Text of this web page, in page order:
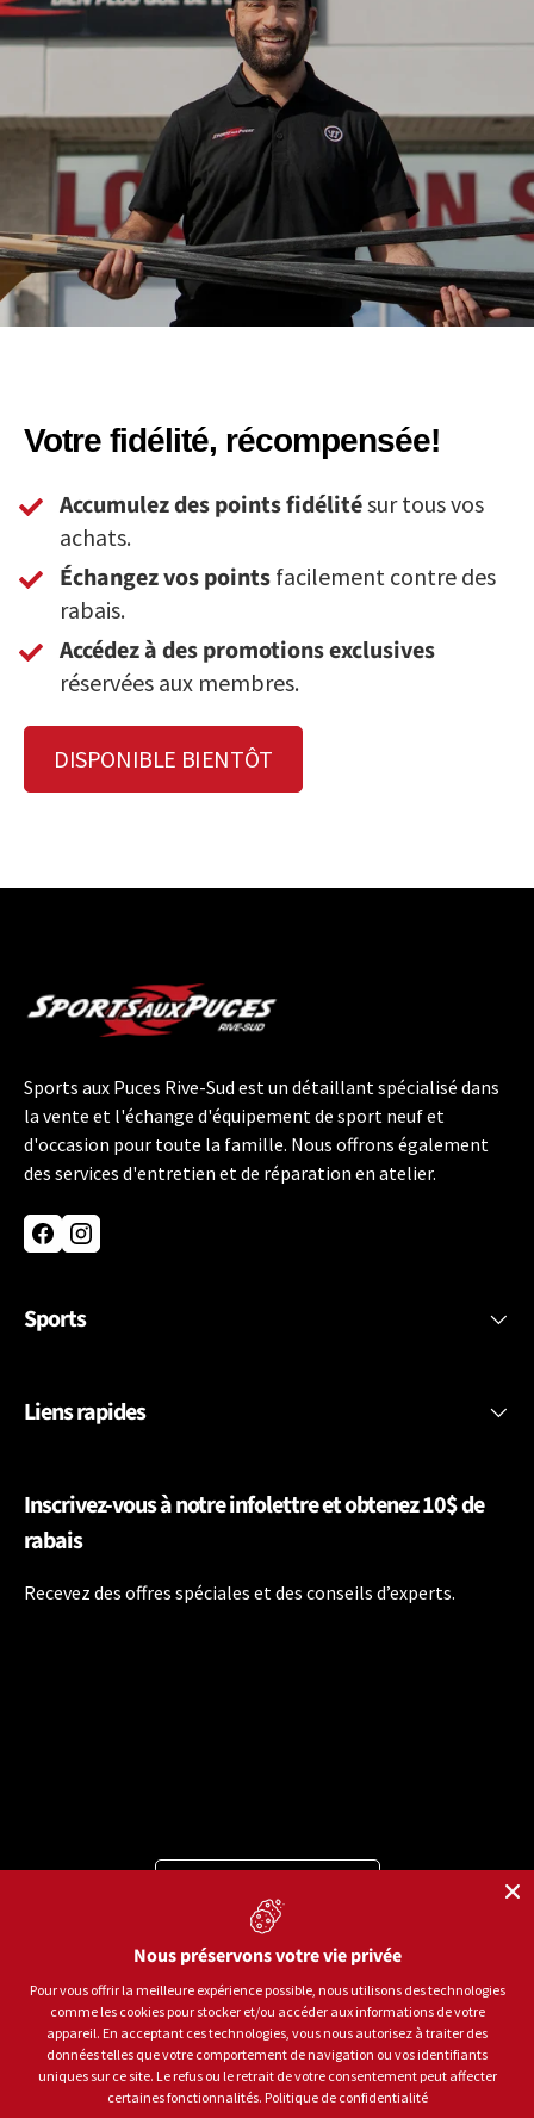
Votre fidélité, récompensée!
Accumulez des points fidélitésur tous vos
achats.
Échangez vos points facilement contre des
rabais.
Accédez à des promotions exclusives
réservées aux membres.
DISPONIBLE BIENTÔT
Sports aux Puces Rive-Sud est un détaillant spécialisé dans
la vente et l'échange d'équipement de sport neuf et
d'occasion pour toute la famille. Nous offrons également
des services d'entretien et de réparation en atelier.
FacebookInstagram
Sports
Liens rapides
Inscrivez-vous à notre infolettre et obtenez 10$ de
rabais
Recevez des offres spéciales et des conseils d’experts.
Moyens de paiement acceptés
Langue
© 2026Sports aux Puces Rive-Sud.Tous droits réservés.
Politique de confidentialitéConditions d'utilisation
Gestion des témoins
Nous préservons votre vie privée
Pour vous offrir la meilleure expérience possible, nous utilisons des technologies
comme les cookies pour stocker et/ou accéder aux informations de votre
appareil. En acceptant ces technologies, vous nous autorisez à traiter des
données telles que votre comportement de navigation ou vos identifiants
uniques sur ce site. Le refus ou le retrait de votre consentement peut affecter
certaines fonctionnalités. Politique de confidentialité